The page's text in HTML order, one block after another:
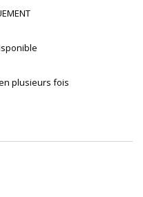
plusieurs fois